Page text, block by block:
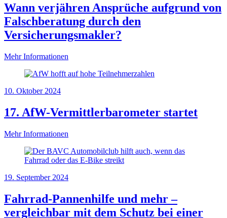
Wann verjähren Ansprüche aufgrund von
Falschberatung durch den
Versicherungsmakler?
Mehr Informationen
10. Oktober 2024
17. AfW-Vermittlerbarometer startet
Mehr Informationen
19. September 2024
Fahrrad-Pannenhilfe und mehr –
vergleichbar mit dem Schutz bei einer